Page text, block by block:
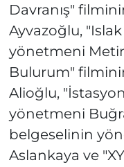
Davranış"
Ayvazoğlu,
yönetmeni
Bulurum"
Alioğlu,
yönetmeni
belgeselinin
Aslankaya ve